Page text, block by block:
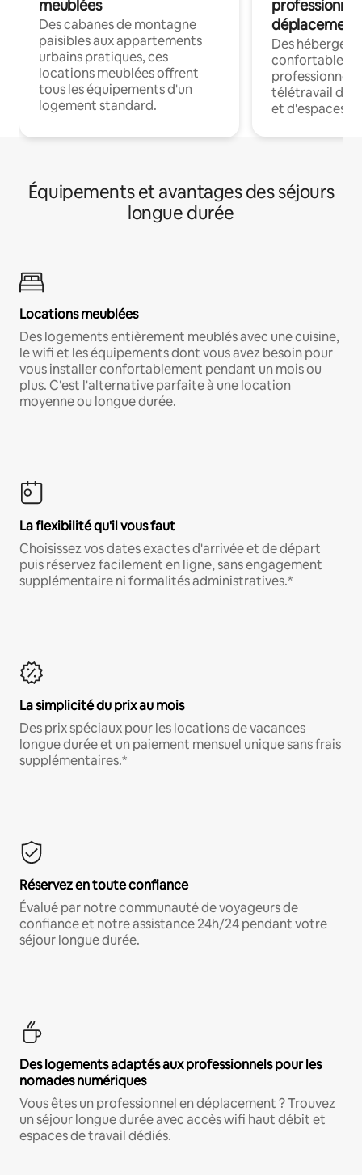
meublées
Des cabanes de montagne
paisibles aux appartements
urbains pratiques, ces
locations meublées offrent
tous les équipements d'un
logement standard.
déplacement
Des
confortables
professionnels
télétravail
et d'espaces
Équipements et avantages des séjours
longue durée
Locations meublées
Des logements entièrement meublés avec une cuisine,
le wifi et les équipements dont vous avez besoin pour
vous installer confortablement pendant un mois ou
plus. C'est l'alternative parfaite à une location
moyenne ou longue durée.
La flexibilité qu'il vous faut
Choisissez vos dates exactes d'arrivée et de départ
puis réservez facilement en ligne, sans engagement
supplémentaire ni formalités administratives.*
La simplicité du prix au mois
Des prix spéciaux pour les locations de vacances
longue durée et un paiement mensuel unique sans frais
supplémentaires.*
Réservez en toute confiance
Évalué par notre communauté de voyageurs de
confiance et notre assistance 24h/24 pendant votre
séjour longue durée.
Des logements adaptés aux professionnels pour les
nomades numériques
Vous êtes un professionnel en déplacement ? Trouvez
un séjour longue durée avec accès wifi haut débit et
espaces de travail dédiés.